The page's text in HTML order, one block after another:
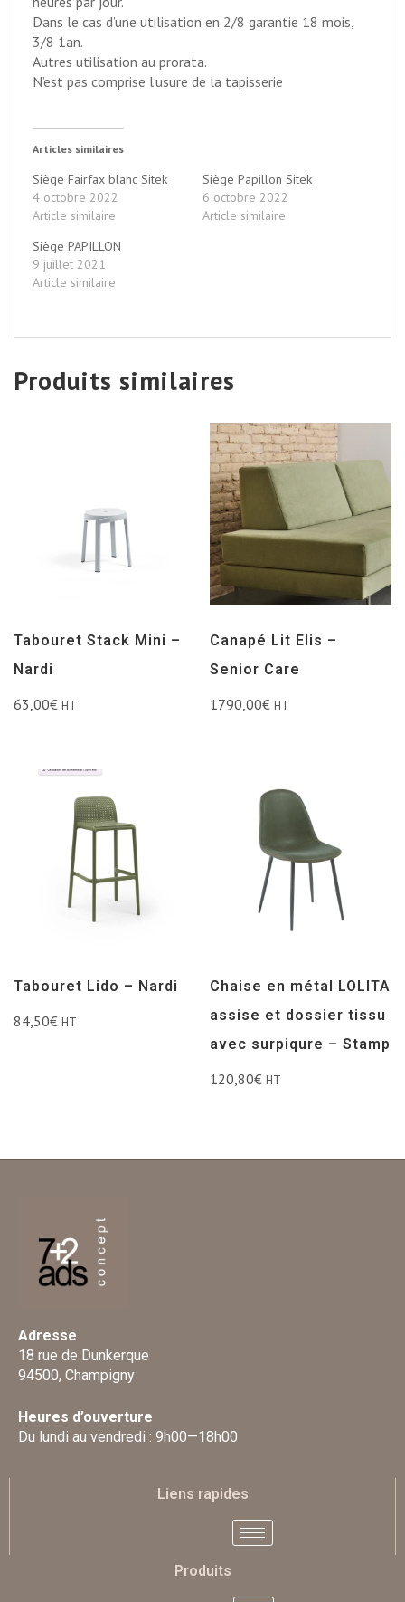
Dans le cas d’une utilisation en 2/8 garantie 18 mois,
3/8 1an.
Autres utilisation au prorata.
N’est pas comprise l’usure de la tapisserie
Articles similaires
Siège Fairfax blanc Sitek
4 octobre 2022
Article similaire
Siège Papillon Sitek
6 octobre 2022
Article similaire
Siège PAPILLON
9 juillet 2021
Article similaire
Produits similaires
Tabouret Stack Mini –
Nardi
63,00€ HT
Canapé Lit Elis –
Senior Care
1790,00€ HT
Tabouret Lido – Nardi
84,50€ HT
Chaise en métal LOLITA
assise et dossier tissu
avec surpiqure – Stamp
120,80€ HT
Adresse
18 rue de Dunkerque
94500, Champigny
Heures d’ouverture
Du lundi au vendredi : 9h00—18h00
Liens rapides
Produits